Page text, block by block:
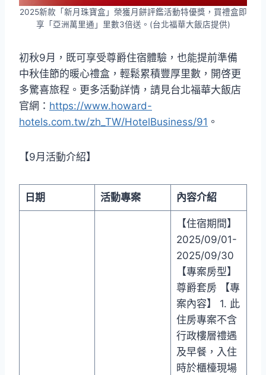
2025新款「新月珠寶盒」榮獲月餅評鑑活動特優獎，買禮盒即
享「亞洲萬里通」里數3倍送。(台北福華大飯店提供)
初秋9月，既可享受尊爵住宿體驗，也能提前準備
中秋佳節的暖心禮盒，輕鬆累積豐厚里數，開啓更
多驚喜旅程。更多活動詳情，請見台北福華大飯店
官網： https://www.howard-
hotels.com.tw/zh_TW/HotelBusiness/91 。
【9月活動介紹】
日期 活動專案 內容介紹
【住宿期間】
2025/09/01-
2025/09/30
【專案房型】
尊爵套房 【專
案內容】 1. 此
住房專案不含
行政樓層禮遇
及早餐，入住
時於櫃檯現場